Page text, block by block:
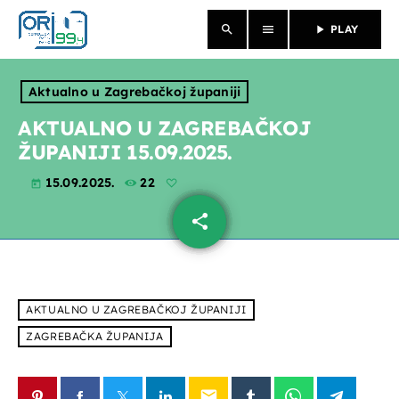
search menu play_arrow PLAY
close
O NAMA
PROGRAM
EMISIJE
Aktualno u Zagrebačkoj županiji
AKTUALNO U ZAGREBAČKOJ
ŽUPANIJI 15.09.2025.
today 15.09.2025. 22
share
email
AKTUALNO U ZAGREBAČKOJ ŽUPANIJI
ZAGREBAČKA ŽUPANIJA